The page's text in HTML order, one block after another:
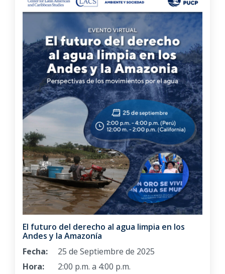
El futuro del derecho al agua limpia en los
Andes y la Amazonía
Fecha:
25 de Septiembre de 2025
Hora:
2:00 p.m. a 4:00 p.m.